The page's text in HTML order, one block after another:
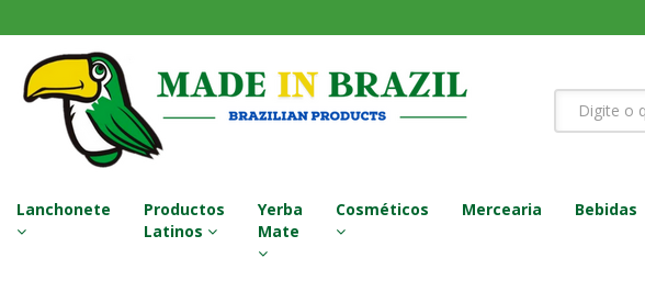
Lanchonete
Productos
Latinos
Yerba
Mate
Cosméticos Mercearia Bebidas